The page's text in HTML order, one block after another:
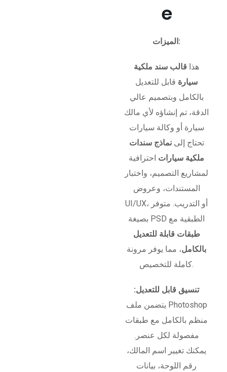
e
الميزات:
هذا قالب سند ملكية
سيارة قابل للتعديل
بالكامل وبتصميم عالي
الدقة، تم إنشاؤه لأي مالك
سيارة أو وكالة سيارات
تحتاج إلىنماذج سندات
ملكية سيارات احترافية
لمشاريع التصميم، واختبار
المستندات، وعروض
UI/UX، أو التدريب. متوفر
بصيغة PSD الطبقية مع
طبقات قابلة للتعديل
بالكامل، مما يوفر مرونة
كاملة للتخصيص.
تنسيق قابل للتعديل:
يتضمن ملف Photoshop
منظم بالكامل مع طبقات
مفصولة لكل عنصر.
يمكنك تغيير اسم المالك،
رقم اللوحة، بيانات